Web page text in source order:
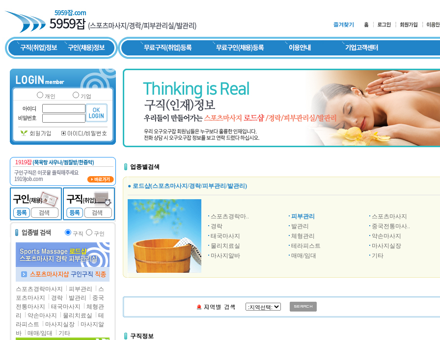
개인 기업
구직 구인
스포츠경락마사지 피부관리
스
포츠마사지
경락 발관리
중국
전통마사지
태국마사지
체형관
리
약손마사지 물리치료실
테
라피스트
마사지실장
마사지알
바
매매/임대 기타
업종별검색
● 로드샵(스포츠마사지/경락/피부관리/발관리)
스포츠경락마.. 피부관리
스포츠마사지
경락
발관리
중국전통마사..
태국마사지
체형관리
약손마사지
물리치료실
테라피스트
마사지실장
마사지알바
매매/임대 기타
구직정보